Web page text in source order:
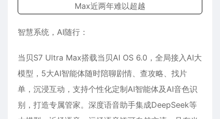
智慧系统，AI随行：
当贝S7 Ultra Max搭载当贝AI OS 6.0，全局接入AI大
模型，5大AI智能体随时陪聊剧情、查攻略、找片
单，沉浸互动，支持个性化定制AI智能体及AI音色识
别，打造专属管家。深度语音助手集成DeepSeek等